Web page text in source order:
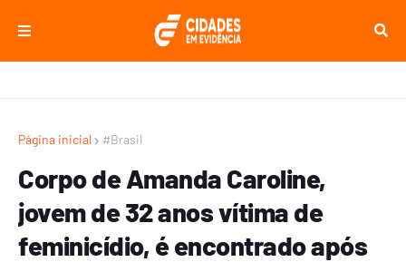
Página inicial #Brasil
Corpo de Amanda Caroline,
jovem de 32 anos vítima de
feminicídio, é encontrado após